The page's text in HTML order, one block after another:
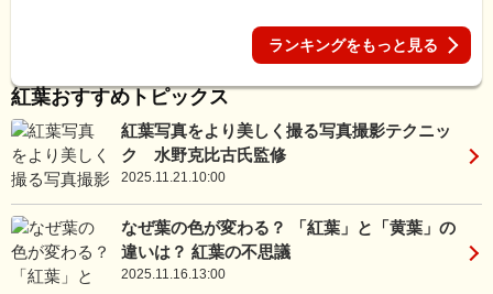
ランキングをもっと見る
紅葉おすすめトピックス
紅葉写真をより美しく撮る写真撮影テクニッ
ク 水野克比古氏監修
2025.11.21.10:00
なぜ葉の色が変わる？ 「紅葉」と「黄葉」の
違いは？ 紅葉の不思議
2025.11.16.13:00